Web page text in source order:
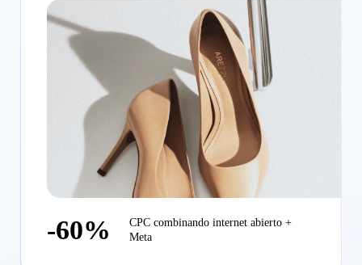
-60%
CPC combinando internet abierto +
Meta